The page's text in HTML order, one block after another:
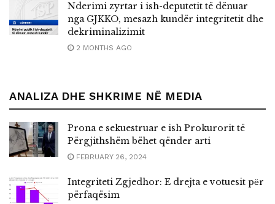
Nderimi zyrtar i ish-deputetit të dënuar
nga GJKKO, mesazh kundër integritetit dhe
dekriminalizimit
2 MONTHS AGO
ANALIZA DHE SHKRIME NË MEDIA
Prona e sekuestruar e ish Prokurorit të
Përgjithshëm bëhet qënder arti
FEBRUARY 26, 2024
Integriteti Zgjedhor: E drejta e votuesit pёr
përfaqësim